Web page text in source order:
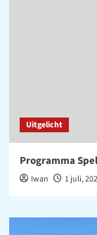
Uitgelicht
Programma
Iwan 1 juli,